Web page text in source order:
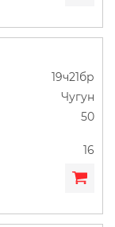
19ч21бр
Чугун
50
16